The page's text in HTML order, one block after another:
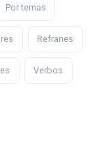
Por temas
Refranes
Verbos